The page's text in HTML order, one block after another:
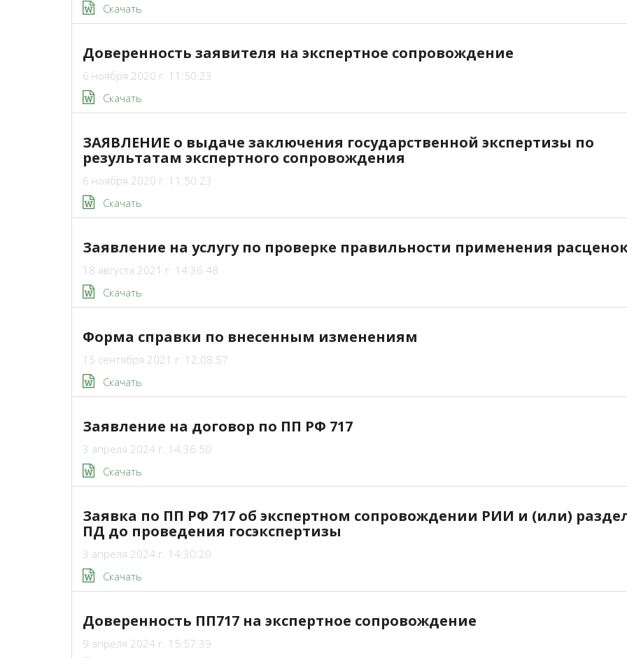
Скачать
Доверенность заявителя на экспертное сопровождение
6 ноября 2020 г. 11:50:23
Скачать
ЗАЯВЛЕНИЕ о выдаче заключения государственной экспертизы по
результатам экспертного сопровождения
6 ноября 2020 г. 11:50:23
Скачать
Заявление на услугу по проверке правильности применения
18 августа 2021 г. 14:36:48
Скачать
Форма справки по внесенным изменениям
15 сентября 2021 г. 12:08:57
Скачать
Заявление на договор по ПП РФ 717
3 апреля 2024 г. 14:36:50
Скачать
Заявка по ПП РФ 717 об экспертном сопровождении РИИ и (или)
ПД до проведения госэкспертизы
3 апреля 2024 г. 14:30:20
Скачать
Доверенность ПП717 на экспертное сопровождение
9 апреля 2024 г. 15:57:39